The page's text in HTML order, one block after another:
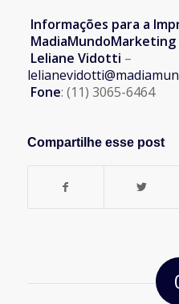
Informações para a
MadiaMundoMarketing
Leliane Vidotti –
Fone: (11) 3065-6464
Compartilhe esse post